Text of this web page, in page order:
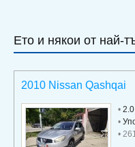
Ето и някои от най-
2010 Nissan Qashqai
•
•
•